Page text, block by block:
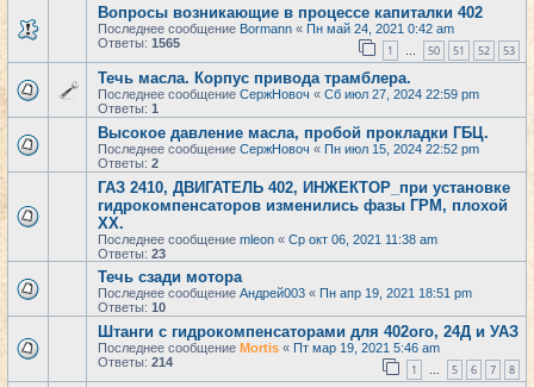
Вопросы возникающие в процессе капиталки 402
Последнее сообщение Bormann « Пн май 24, 2021 0:42 am
Ответы: 1565 1 … 50 51 52 53
Течь масла. Корпус привода трамблера.
Последнее сообщение СержНовоч « Сб июл 27, 2024 22:59 pm
Ответы: 1
Высокое давление масла, пробой прокладки ГБЦ.
Последнее сообщение СержНовоч « Пн июл 15, 2024 22:52 pm
Ответы: 2
ГАЗ 2410, ДВИГАТЕЛЬ 402, ИНЖЕКТОР_при установке
гидрокомпенсаторов изменились фазы ГРМ, плохой
ХХ.
Последнее сообщение mleon « Ср окт 06, 2021 11:38 am
Ответы: 23
Течь сзади мотора
Последнее сообщение Андрей003 « Пн апр 19, 2021 18:51 pm
Ответы: 10
Штанги с гидрокомпенсаторами для 402ого, 24Д и УАЗ
Последнее сообщение Mortis « Пт мар 19, 2021 5:46 am
Ответы: 214 1 … 5 6 7 8